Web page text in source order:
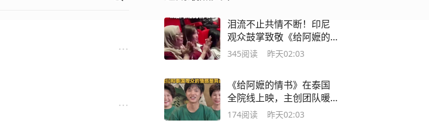
泪流不止共情不断！印尼
观众鼓掌致敬《给阿嬷的
情书》
345阅读 昨天02:03
《给阿嬷的情书》在泰国
全院线上映，主创团队暖
心提醒：记得带好纸巾
174阅读 昨天02:03